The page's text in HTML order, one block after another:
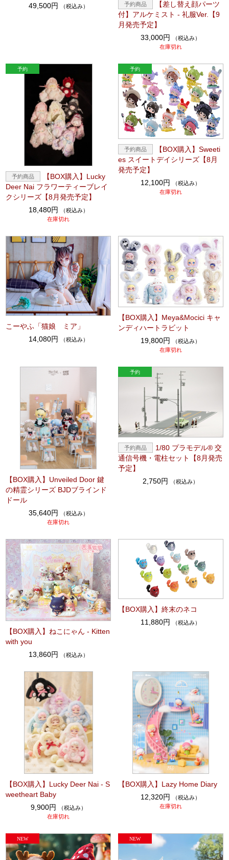
49,500円 （税込み）
【差し替え顔パーツ
付】アルケミスト - 礼服Ver.【9
月発売予定】
33,000円
（税込み）
在庫切れ
【BOX購入】Lucky
Deer Nai フラワーティーブレイ
クシリーズ【8月発売予定】
18,480円
（税込み）
在庫切れ
【BOX購入】Sweeti
es スイートデイシリーズ【8月
発売予定】
12,100円
（税込み）
在庫切れ
こーやふ「猫娘 ミア」
14,080円
（税込み）
【BOX購入】Meya&Mocici キャ
ンディハートラビット
19,800円
（税込み）
在庫切れ
【BOX購入】Unveiled Door 鍵
の精霊シリーズ BJDブラインド
ドール
35,640円
（税込み）
在庫切れ
1/80 プラモデル® 交
通信号機・電柱セット【8月発売
予定】
2,750円
（税込み）
【BOX購入】ねこにゃん - Kitten
with you
13,860円
（税込み）
【BOX購入】終末のネコ
11,880円
（税込み）
【BOX購入】Lucky Deer Nai - S
weetheart Baby
9,900円
（税込み）
在庫切れ
【BOX購入】Lazy Home Diary
12,320円
（税込み）
在庫切れ